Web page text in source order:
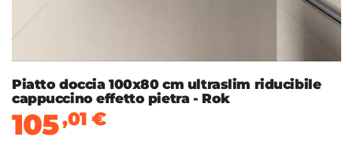
Piatto doccia 100x80 cm ultraslim riducibile
cappuccino effetto pietra - Rok
105,01 €